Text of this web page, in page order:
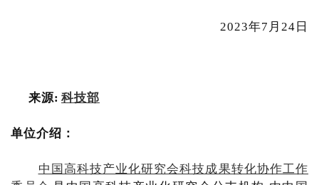
2023年7月24日
来源: 科技部
单位介绍：
中国高科技产业化研究会科技成果转化协作工作